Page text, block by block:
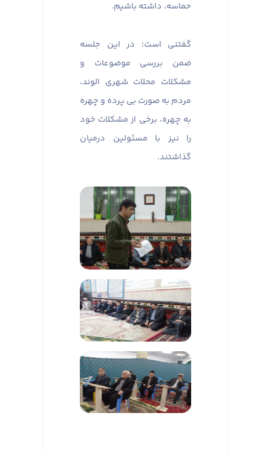
حماسه، داشته باشیم. ​​​​​​​
گفتنی است؛ در این جلسه
ضمن بررسی موضوعات و
مشکلات محلات شهری الوند،
مردم به صورت بی پرده و چهره
به چهره، برخی از مشکلات خود
را نیز با مسئولین درمیان
گذاشتند.